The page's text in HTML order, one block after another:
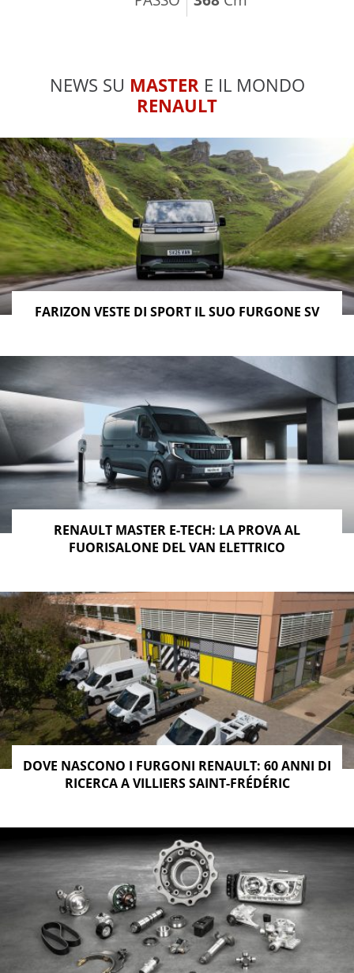
NEWS SU MASTER E IL MONDO
RENAULT
FARIZON VESTE DI SPORT IL SUO FURGONE SV
RENAULT MASTER E-TECH: LA PROVA AL
FUORISALONE DEL VAN ELETTRICO
DOVE NASCONO I FURGONI RENAULT: 60 ANNI DI
RICERCA A VILLIERS SAINT-FRÉDÉRIC